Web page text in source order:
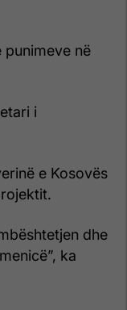
në
i
e Kosovës
dhe
ka